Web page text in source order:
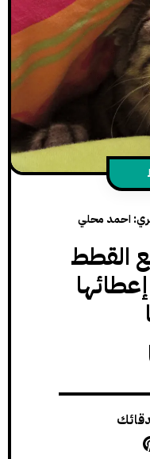
احمد محلي
القطط